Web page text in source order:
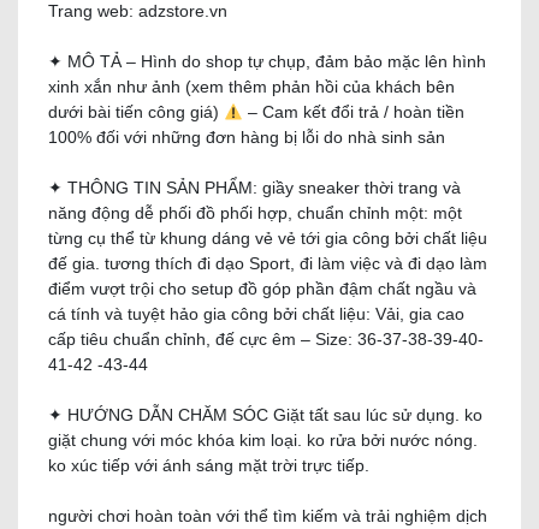
Trang web: adzstore.vn
✦ MÔ TẢ – Hình do shop tự chụp, đảm bảo mặc lên hình
xinh xắn như ảnh (xem thêm phản hồi của khách bên
dưới bài tiến công giá)
– Cam kết đổi trả / hoàn tiền
100% đối với những đơn hàng bị lỗi do nhà sinh sản
✦ THÔNG TIN SẢN PHẨM: giầy sneaker thời trang và
năng động dễ phối đồ phối hợp, chuẩn chỉnh một: một
từng cụ thể từ khung dáng vẻ vẻ tới gia công bởi chất liệu
đế gia. tương thích đi dạo Sport, đi làm việc và đi dạo làm
điểm vượt trội cho setup đồ góp phần đậm chất ngầu và
cá tính và tuyệt hảo gia công bởi chất liệu: Vải, gia cao
cấp tiêu chuẩn chỉnh, đế cực êm – Size: 36-37-38-39-40-
41-42 -43-44
✦ HƯỚNG DẪN CHĂM SÓC Giặt tất sau lúc sử dụng. ko
giặt chung với móc khóa kim loại. ko rửa bởi nước nóng.
ko xúc tiếp với ánh sáng mặt trời trực tiếp.
người chơi hoàn toàn với thể tìm kiếm và trải nghiệm dịch